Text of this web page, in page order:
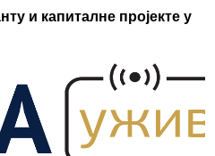
и капиталне пројекте у